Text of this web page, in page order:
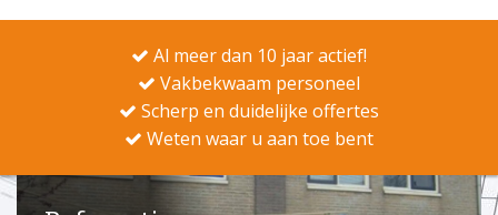
Al meer dan 10 jaar actief!
Vakbekwaam personeel
Scherp en duidelijke offertes
Weten waar u aan toe bent